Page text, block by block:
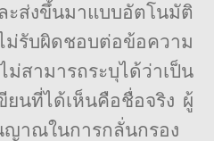
ขึ้นมาแบบอัตโนมัติ
รับผิดชอบต่อข้อความ
ามารถระบุได้ว่าเป็น
ยนที่ได้เห็นคือชื่อจริง ผู้
ญาณในการกลั่นกรอง